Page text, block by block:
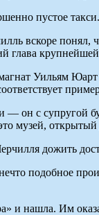
пустое
вскоре понял,
глава
Уильям
— он с супругой
музей,
дожить
подобное
и нашла. Им